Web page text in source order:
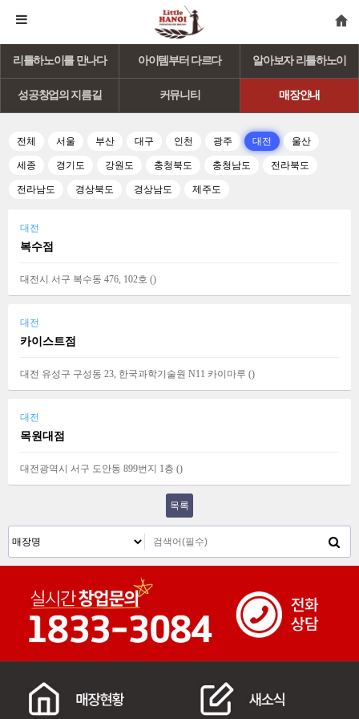
리틀하노이를 만나다 아이템부터 다르다 알아보자 리틀하노이
성공창업의 지름길 커뮤니티 매장안내
전체 서울 부산 대구 인천 광주 대전 울산
세종 경기도 강원도 충청북도 충청남도 전라북도
전라남도 경상북도 경상남도 제주도
대전
복수점
대전시 서구 복수동 476, 102호 ()
대전
카이스트점
대전 유성구 구성동 23, 한국과학기술원 N11 카이마루 ()
대전
목원대점
대전광역시 서구 도안동 899번지 1층 ()
목록